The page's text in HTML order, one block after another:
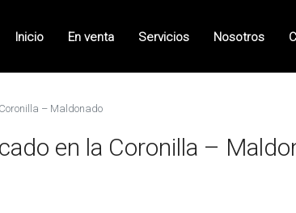
Inicio En venta Servicios Nosotros
– Maldonado
en la Coronilla –